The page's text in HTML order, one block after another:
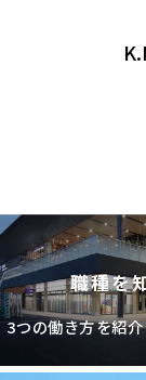
職種を
3つの働き方を紹介